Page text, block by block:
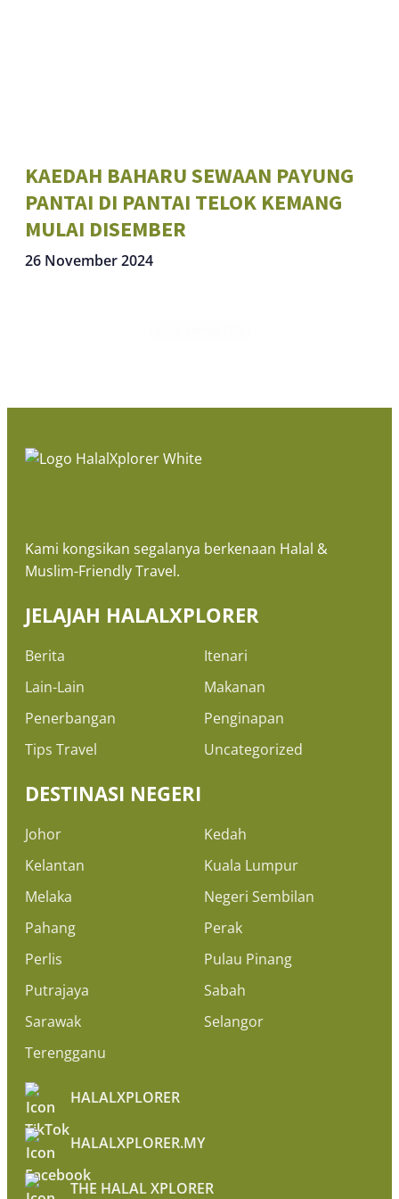
KAEDAH BAHARU SEWAAN PAYUNG
PANTAI DI PANTAI TELOK KEMANG
MULAI DISEMBER
26 November 2024
Kami kongsikan segalanya berkenaan Halal &
Muslim-Friendly Travel.
JELAJAH HALALXPLORER
Berita
Itenari
Lain-Lain
Makanan
Penerbangan
Penginapan
Tips Travel
Uncategorized
DESTINASI NEGERI
Johor
Kedah
Kelantan
Kuala Lumpur
Melaka
Negeri Sembilan
Pahang
Perak
Perlis
Pulau Pinang
Putrajaya
Sabah
Sarawak
Selangor
Terengganu
HALALXPLORER
HALALXPLORER.MY
THE HALAL XPLORER